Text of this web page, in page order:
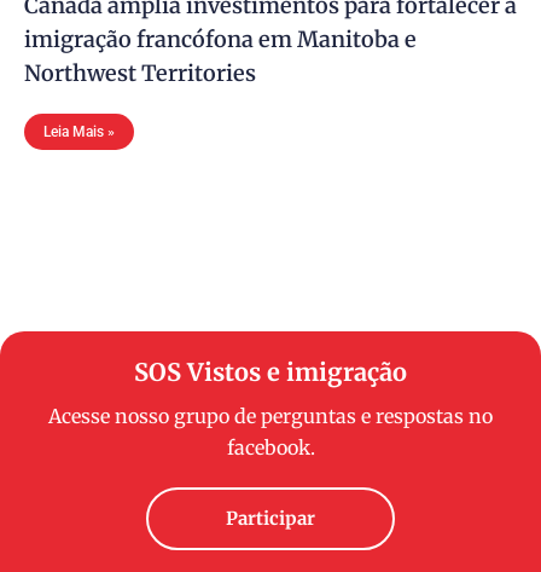
Canadá amplia investimentos para fortalecer a
imigração francófona em Manitoba e
Northwest Territories
Leia Mais »
SOS Vistos e imigração
Acesse nosso grupo de perguntas e respostas no
facebook.
Participar